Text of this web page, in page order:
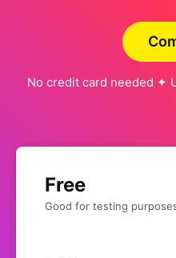
No credit card needed ✦
Free
Good for testing